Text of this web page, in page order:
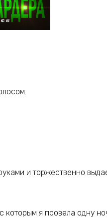
и торжественно
я провела одну